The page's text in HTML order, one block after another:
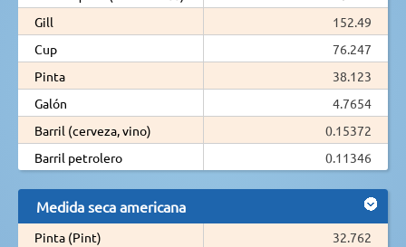
Gill
152.49
Cup
76.247
Pinta
38.123
Galón
4.7654
Barril (cerveza, vino)
0.15372
Barril petrolero
0.11346
Medida seca americana
Pinta (Pint)
32.762